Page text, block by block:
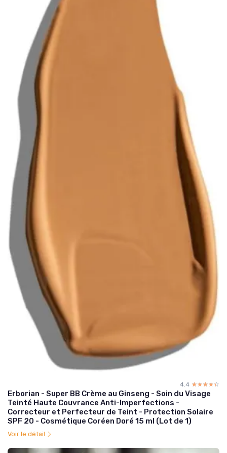
4.4 ☆☆☆☆☆
★★★★★
Erborian - Super BB Crème au Ginseng - Soin du Visage
Teinté Haute Couvrance Anti-Imperfections -
Correcteur et Perfecteur de Teint - Protection Solaire
SPF 20 - Cosmétique Coréen Doré 15 ml (Lot de 1)
Voir le détail